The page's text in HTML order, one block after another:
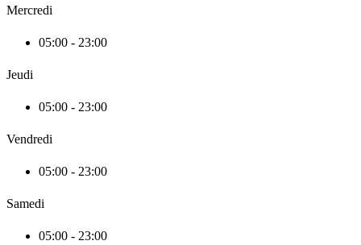
Mercredi
05:00 - 23:00
Jeudi
05:00 - 23:00
Vendredi
05:00 - 23:00
Samedi
05:00 - 23:00